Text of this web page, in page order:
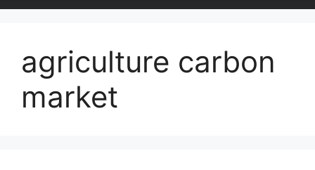
agriculture carbon
market